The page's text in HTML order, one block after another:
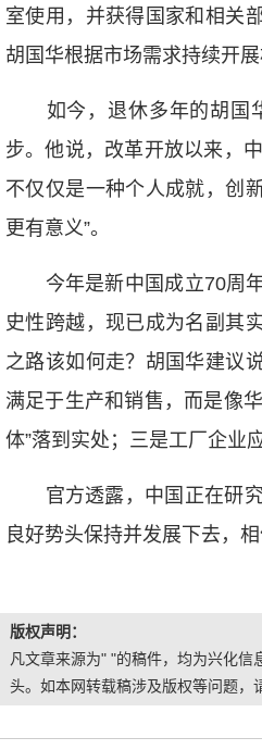
室使用，并获得国家和相关
胡国华根据市场需求持续开
如今，退休多年的胡国华
步。他说，改革开放以来，
不仅仅是一种个人成就，创
更有意义”。
今年是新中国成立70周年
史性跨越，现已成为名副其
之路该如何走？胡国华建议
满足于生产和销售，而是像
体”落到实处；三是工厂企业
官方透露，中国正在研究
良好势头保持并发展下去，
版权声明：
凡文章来源为" "的稿件，均为兴化
头。如本网转载稿涉及版权等问题，